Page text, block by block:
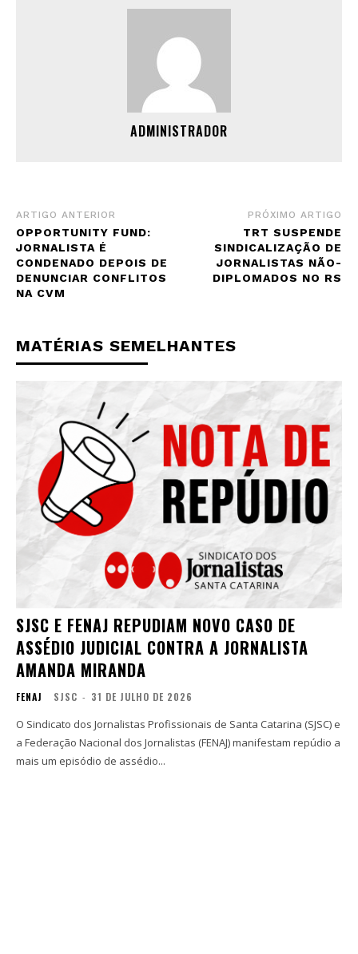
ADMINISTRADOR
ARTIGO ANTERIOR
OPPORTUNITY FUND:
JORNALISTA É
CONDENADO DEPOIS DE
DENUNCIAR CONFLITOS
NA CVM
PRÓXIMO ARTIGO
TRT SUSPENDE
SINDICALIZAÇÃO DE
JORNALISTAS NÃO-
DIPLOMADOS NO RS
MATÉRIAS SEMELHANTES
SJSC E FENAJ REPUDIAM NOVO CASO DE
ASSÉDIO JUDICIAL CONTRA A JORNALISTA
AMANDA MIRANDA
FENAJ SJSC - 31 DE JULHO DE 2026
O Sindicato dos Jornalistas Profissionais de Santa Catarina (SJSC) e
a Federação Nacional dos Jornalistas (FENAJ) manifestam repúdio a
mais um episódio de assédio...